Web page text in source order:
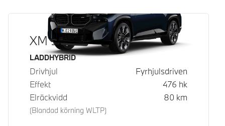
XM 50e
Bränsle
LADDHYBRID
Drivhjul
Fyrhjulsdriven
Effekt
476 hk
Elräckvidd
(Blandad körning WLTP)
80 km